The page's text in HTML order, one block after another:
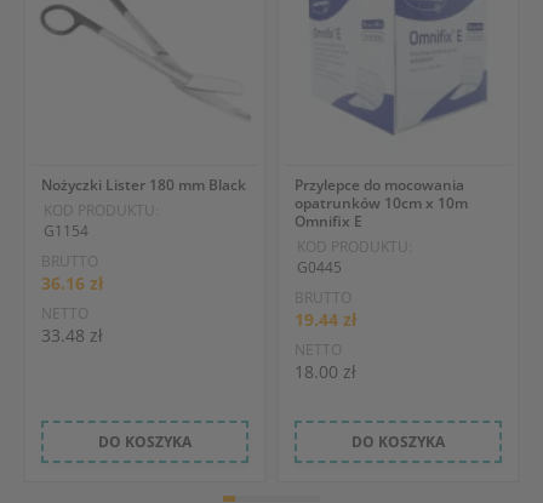
Nożyczki Lister 180 mm Black
KOD PRODUKTU:
G1154
BRUTTO
36.16 zł
NETTO
33.48 zł
DO KOSZYKA
Przylepce do mocowania
opatrunków 10cm x 10m
Omnifix E
KOD PRODUKTU:
G0445
BRUTTO
19.44 zł
NETTO
18.00 zł
DO KOSZYKA